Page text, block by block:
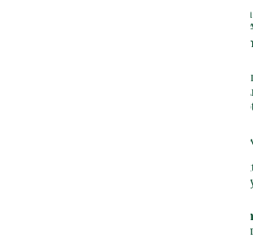
Kurkuma z miodem – złocisty eliksir
kondycję stawów i łagodzi dolegliwości
łyżeczkę kurkumy z łyżką miodu i dokładnie
Dzięki właściwościom przeciwzapalnym
tylko poprawia elastyczność stawów, ale także
regularnie, aby cieszyć się pełnią korzyści
Praktyczne wskazówki i porady dotyczące
Kurkuma z miodem to doskonałe
właściwościom przeciwzapalnym i
Aby korzystać z pełnych korzyści
łyżeczkę kurkumy do ciepłego mleka z